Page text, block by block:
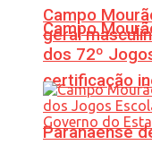
Campo
certificação
Paranaense
Campo
geral
dos 72º